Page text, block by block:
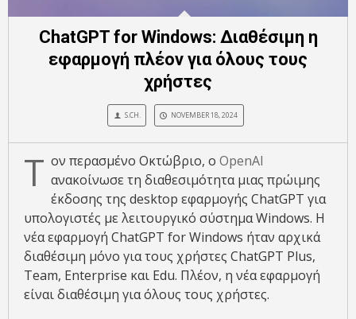
ChatGPT for Windows: Διαθέσιμη η
εφαρμογή πλέον για όλους τους
χρήστες
S.CH. NOVEMBER 18, 2024
Τ ον περασμένο Οκτώβριο, ο OpenAI
ανακοίνωσε τη διαθεσιμότητα μιας πρώιμης
έκδοσης της desktop εφαρμογής ChatGPT για
υπολογιστές με λειτουργικό σύστημα Windows. Η
νέα εφαρμογή ChatGPT for Windows ήταν αρχικά
διαθέσιμη μόνο για τους χρήστες ChatGPT Plus,
Team, Enterprise και Edu. Πλέον, η νέα εφαρμογή
είναι διαθέσιμη για όλους τους χρήστες.